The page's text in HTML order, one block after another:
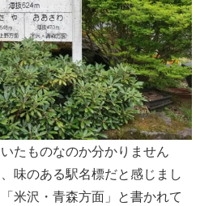
たものなのか分かりません
味のある駅名標だと感じまし
米沢・青森方面」と書かれて